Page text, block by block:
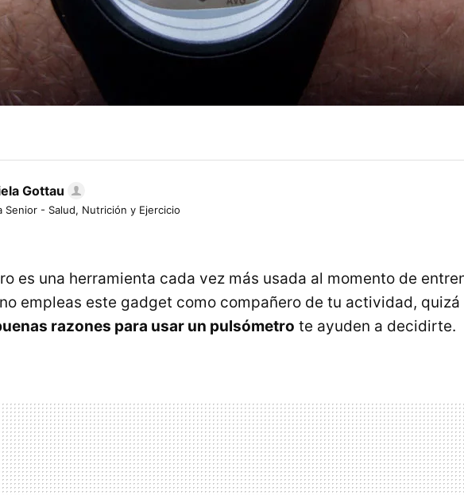
Gottau
Senior - Salud, Nutrición y Ejercicio
es una herramienta cada vez más usada al momento de
empleas este gadget como compañero de tu actividad, quizá
razones para usar un pulsómetro te ayuden a decidirte.